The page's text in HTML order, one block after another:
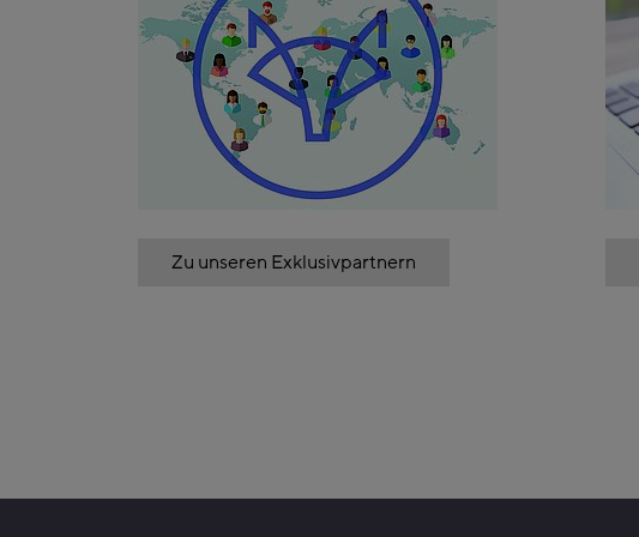
Zu unseren Exklusivpartnern